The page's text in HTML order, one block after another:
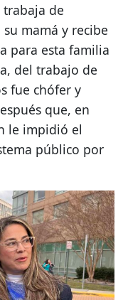
trabaja de
mamá y recibe
para esta familia
del trabajo de
fue chófer y
que, en
le impidió el
público por